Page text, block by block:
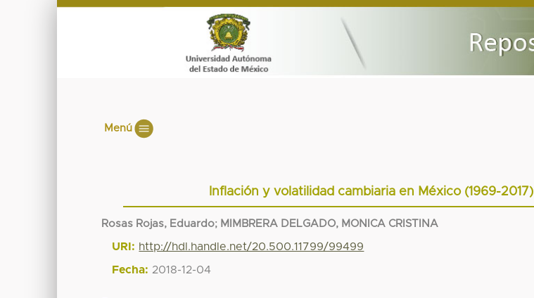
Menú
Inflación y volatilidad cambiaria en México (1969-2017)
Rosas Rojas, Eduardo; MIMBRERA DELGADO, MONICA CRISTINA
URI: http://hdl.handle.net/20.500.11799/99499
Fecha: 2018-12-04